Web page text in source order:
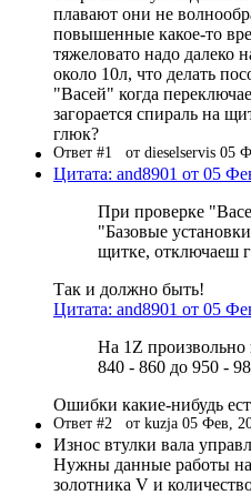
плавают они не
повышенные какое-то
тяжеловато надо далеко
около 10л, что делать
"Васей" когда
загорается спираль на
глюк?
Ответ #1 от dieselservis 05
Цитата: and8901 от 05
При проверке
"Базовые
щитке, отключаеш
Так и должно быть!
Цитата: and8901 от 05
На 1Z
840 - 860 до 950 -
Ошибки какие-нибудь
Ответ #2 от kuzja 05 Фев,
Износ втулки вала
Нужны данные работы
золотника V и